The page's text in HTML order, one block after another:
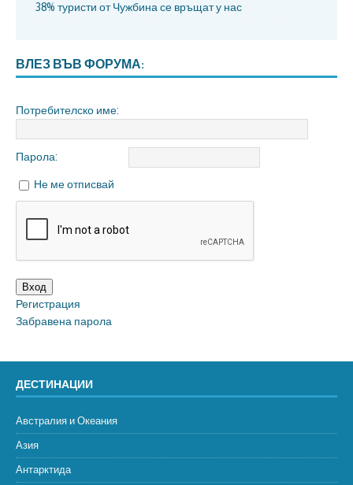
38% туристи от Чужбина се връщат у нас
ВЛЕЗ ВЪВ ФОРУМА:
Потребителско име:
Парола:
Не ме отписвай
Вход
Регистрация
Забравена парола
ДЕСТИНАЦИИ
Австралия и Океания
Азия
Антарктида